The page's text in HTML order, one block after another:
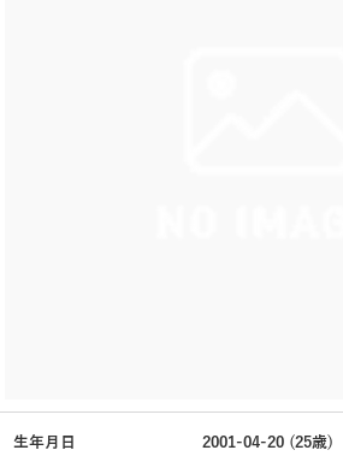
生年月日
2001-04-20 (25歳)